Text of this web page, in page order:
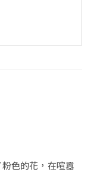
色的花，在喧囂